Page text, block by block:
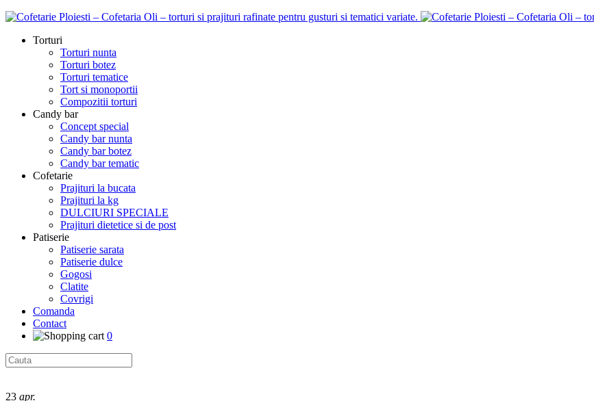
Torturi
Torturi nunta
Torturi botez
Torturi tematice
Tort si monoportii
Compozitii torturi
Candy bar
Concept special
Candy bar nunta
Candy bar botez
Candy bar tematic
Cofetarie
Prajituri la bucata
Prajituri la kg
DULCIURI SPECIALE
Prajituri dietetice si de post
Patiserie
Patiserie sarata
Patiserie dulce
Gogosi
Clatite
Covrigi
Comanda
Contact
0
23 apr.